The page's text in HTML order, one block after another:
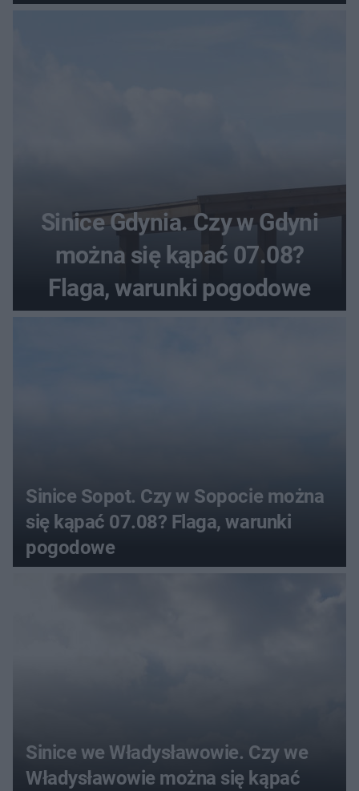
Sinice Gdynia. Czy w Gdyni
można się kąpać 07.08?
Flaga, warunki pogodowe
Sinice Sopot. Czy w Sopocie można
się kąpać 07.08? Flaga, warunki
pogodowe
Sinice we Władysławowie. Czy we
Władysławowie można się kąpać